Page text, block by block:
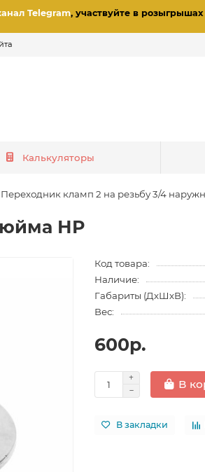
Telegram, участвуйте в
Калькуляторы
Переходник кламп 2 на резьбу 3/4
НР
Код товара:
Наличие:
Габариты (ДхШхВ):
Вес:
600р.
В
В закладки